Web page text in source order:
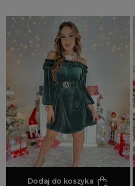
Dodaj do koszyka